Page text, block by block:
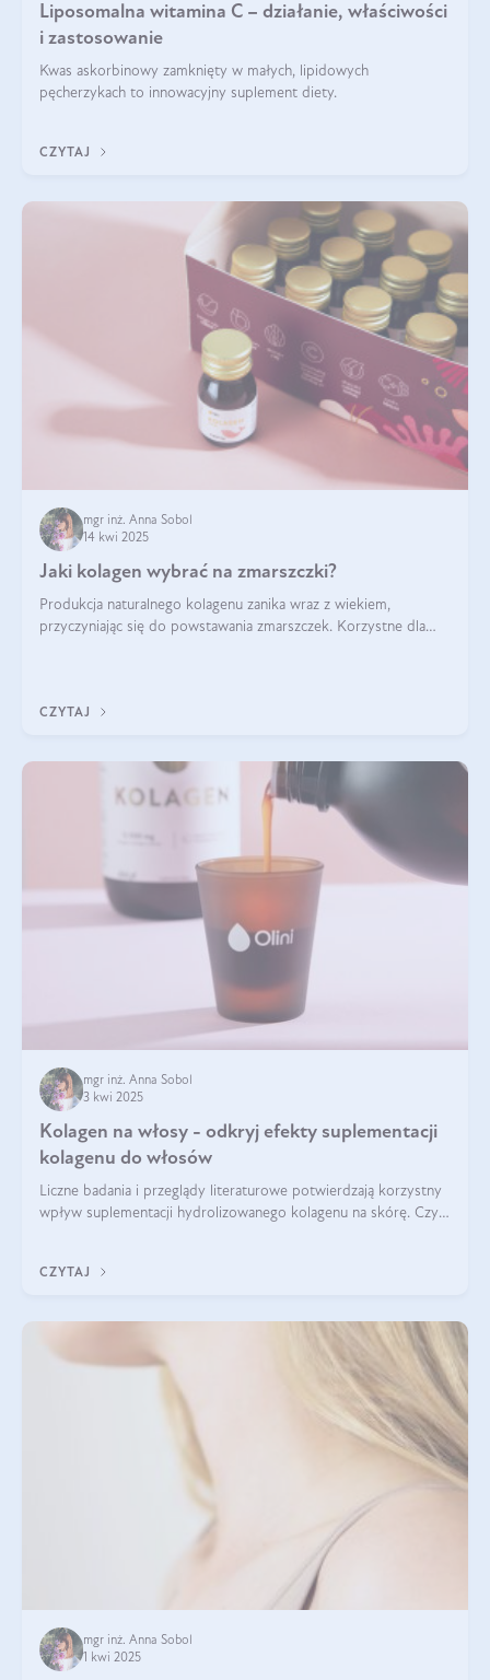
Liposomalna witamina C – działanie, właściwości
i zastosowanie
Kwas askorbinowy zamknięty w małych, lipidowych
pęcherzykach to innowacyjny suplement diety.
CZYTAJ
mgr inż. Anna Sobol
14 kwi 2025
Jaki kolagen wybrać na zmarszczki?
Produkcja naturalnego kolagenu zanika wraz z wiekiem,
przyczyniając się do powstawania zmarszczek. Korzystne dla
CZYTAJ
mgr inż. Anna Sobol
3 kwi 2025
Kolagen na włosy - odkryj efekty suplementacji
kolagenu do włosów
Liczne badania i przeglądy literaturowe potwierdzają korzystny
wpływ suplementacji hydrolizowanego kolagenu na skórę. Czy
CZYTAJ
mgr inż. Anna Sobol
1 kwi 2025